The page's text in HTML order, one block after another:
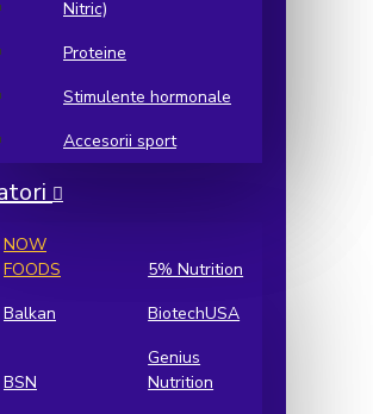
Nitric)
Proteine
Stimulente hormonale
Accesorii sport
NOW
FOODS
5% Nutrition
Balkan
BiotechUSA
BSN
Genius
Nutrition